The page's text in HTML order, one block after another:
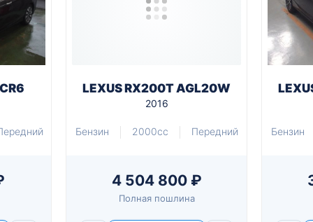
LEXUS RX200T AGL20W
2016
Бензин 2000cc Передний
4 504 800 ₽
Полная пошлина
Бензин